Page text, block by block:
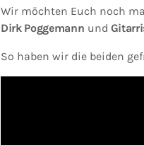
Wir möchten Euch noch
Dirk Poggemann und
So haben wir die beiden